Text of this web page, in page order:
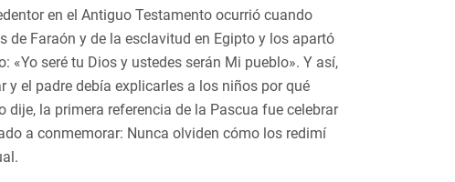
en el Antiguo Testamento ocurrió cuando
de Faraón y de la esclavitud en Egipto y los apartó
seré tu Dios y ustedes serán Mi pueblo». Y así,
y el padre debía explicarles a los niños por qué
la primera referencia de la Pascua fue celebrar
a conmemorar: Nunca olviden cómo los redimí